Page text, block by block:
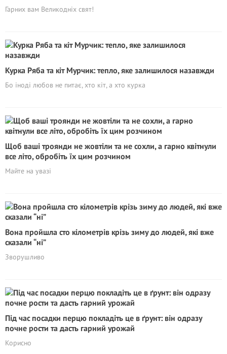
Гарних вам Великодніх свят!
Курка Ряба та кіт Мурчик: тепло, яке залишилося назавжди
Бо іноді любов не питає, хто кіт, а хто курка
Щоб ваші троянди не жовтіли та не сохли, а гарно квітнули
все літо, обробіть їх цим розчином
Майте на увазі
Вона пройшла сто кілометрів крізь зиму до людей, які вже
сказали “ні”
Зворушливо
Під час посадки перцю покладіть це в ґрунт: він одразу
почне рости та дасть гарний урожай
Корисно